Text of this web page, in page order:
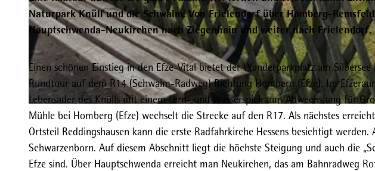
Naturpark Knüll und die Schwalm. Von Frielendorf über Homberg-
Hauptschwenda-Neukirchen nach Ziegenhain und weiter nach Frielendorf.
Einen schönen Einstieg in den Efze-Vital bietet der Wanderparkplatz am
Rundtour auf dem R14 (Schwalm-Radweg) Richtung Homberg (Efze). Im
Lebensader des Knülls mit einem Lern- und Wasserspielraum Abwechslung für
Mühle bei Homberg (Efze) wechselt die Strecke auf den R17. Als nächstes
Ortsteil Reddingshausen kann die erste Radfahrkirche Hessens besichtigt
Schwarzenborn. Auf diesem Abschnitt liegt die höchste Steigung und auch die
Efze sind. Über Hauptschwenda erreicht man Neukirchen, das am Bahnradweg